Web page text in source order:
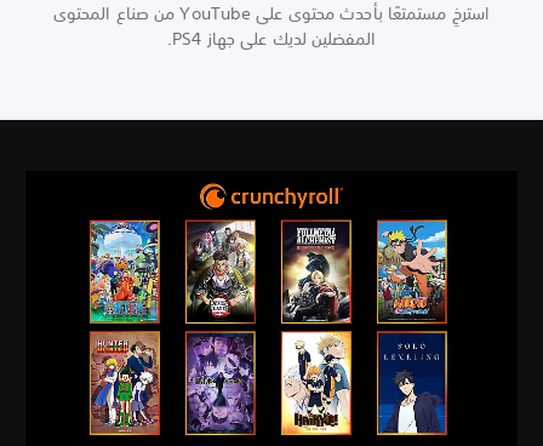
استرخِ مستمتعًا بأحدث محتوى على YouTube من صناع المحتوى
المفضلين لديك على جهاز PS4.